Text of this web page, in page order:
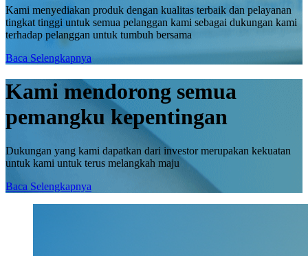
Kami menyediakan produk dengan kualitas terbaik dan pelayanan
tingkat tinggi untuk semua pelanggan kami sebagai dukungan kami
terhadap pelanggan untuk tumbuh bersama
Baca Selengkapnya
Kami mendorong semua
pemangku kepentingan
Dukungan yang kami dapatkan dari investor merupakan kekuatan
untuk kami untuk terus melangkah maju
Baca Selengkapnya